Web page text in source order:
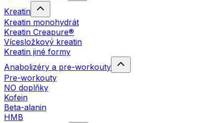
Kreatin
Kreatin monohydrát
Kreatin Creapure®
Vícesložkový kreatin
Kreatin jiné formy
Anabolizéry a pre-workouty
Pre-workouty
NO doplňky
Kofein
Beta-alanin
HMB